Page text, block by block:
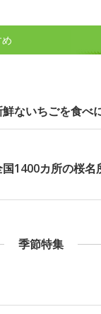
ないちごを食べ
1400カ所の桜名
季節特集